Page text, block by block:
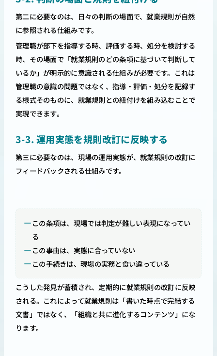
第二に必要なのは、日々の判断の場面で、就業規則が自然
に参照される仕組みです。
管理職が部下を指導する時、評価する時、処分を検討する
時、その場面で「就業規則のどの条項に基づいて判断して
いるか」が明示的に意識される仕組みが必要です。これは
管理職の意識の問題ではなく、指導・評価・処分を記録す
る様式そのものに、就業規則との紐付けを組み込むことで
実現できます。
3-3. 運用実態を規則改訂に反映する
第三に必要なのは、現場の運用実態が、就業規則の改訂に
フィードバックされる仕組みです。
この条項は、現場では判定が難しい表現になってい
る
この事由は、実態に合っていない
この手続きは、現場の実務と食い違っている
こうした発見が蓄積され、定期的に就業規則の改訂に反映
される。これによって就業規則は「書いた時点で完結する
文書」ではなく、「組織と共に進化するコンテンツ」にな
ります。